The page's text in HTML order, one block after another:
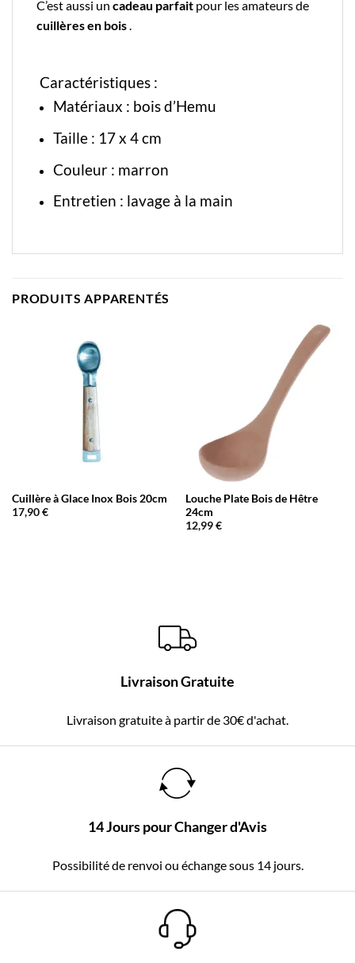
C’est aussi un cadeau parfait pour les amateurs de
cuillères en bois
Caractéristiques :
Matériaux : bois d’Hemu
Taille : 17 x 4 cm
Couleur : marron
Entretien : lavage à la main
PRODUITS APPARENTÉS
Cuillère à Glace Inox Bois 20cm
17,90€
Louche Plate Bois de Hêtre
24cm
12,99€
Livraison Gratuite
Livraison gratuite à partir de 30€ d'achat.
14 Jours pour Changer d'Avis
Possibilité de renvoi ou échange sous 14 jours.